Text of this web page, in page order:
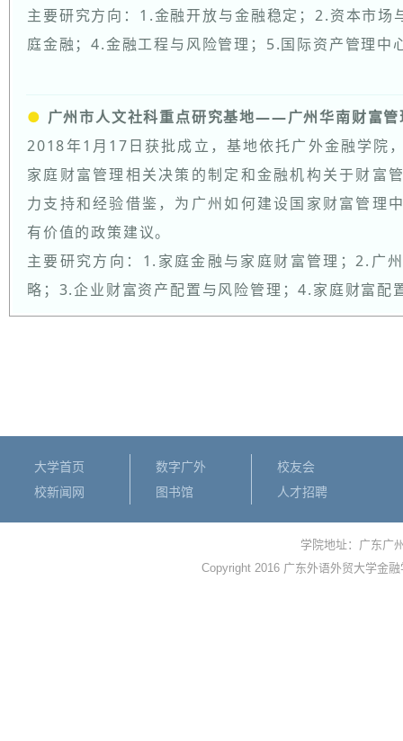
主要研究方向：1.金融开放与金融稳定；2.资本市场
庭金融；4.金融工程与风险管理；5.国际资产管理中
● 广州市人文社科重点研究基地——广州华南财富管
2018年1月17日获批成立，基地依托广外金融学院
家庭财富管理相关决策的制定和金融机构关于财富
力支持和经验借鉴，为广州如何建设国家财富管理
有价值的政策建议。
主要研究方向：1.家庭金融与家庭财富管理；2.广
略；3.企业财富资产配置与风险管理；4.家庭财富配
大学首页
校新闻网
数字广外
图书馆
校友会
人才招聘
学院地址：广东广
Copyright 2016 广东外语外贸大学金